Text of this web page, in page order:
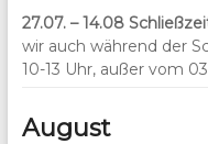
27.07. – 14.08
wir auch während der
10-13 Uhr, außer vom
August